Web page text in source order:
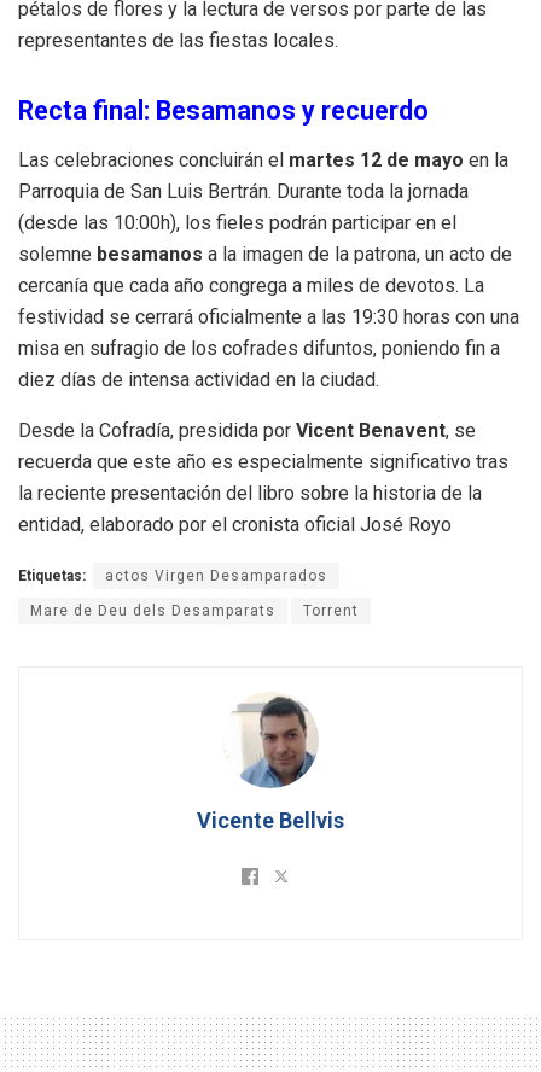
pétalos de flores y la lectura de versos por parte de las
representantes de las fiestas locales.
Recta final: Besamanos y recuerdo
Las celebraciones concluirán el martes 12 de mayo en la
Parroquia de San Luis Bertrán. Durante toda la jornada
(desde las 10:00h), los fieles podrán participar en el
solemne besamanos a la imagen de la patrona, un acto de
cercanía que cada año congrega a miles de devotos. La
festividad se cerrará oficialmente a las 19:30 horas con una
misa en sufragio de los cofrades difuntos, poniendo fin a
diez días de intensa actividad en la ciudad.
Desde la Cofradía, presidida por Vicent Benavent, se
recuerda que este año es especialmente significativo tras
la reciente presentación del libro sobre la historia de la
entidad, elaborado por el cronista oficial José Royo
Etiquetas: actos Virgen Desamparados
Mare de Deu dels Desamparats Torrent
Vicente Bellvis